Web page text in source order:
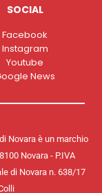
SOCIAL
Facebook
Instagram
Youtube
News
Novara è un marchio
Novara - P.IVA
di Novara n. 638/17